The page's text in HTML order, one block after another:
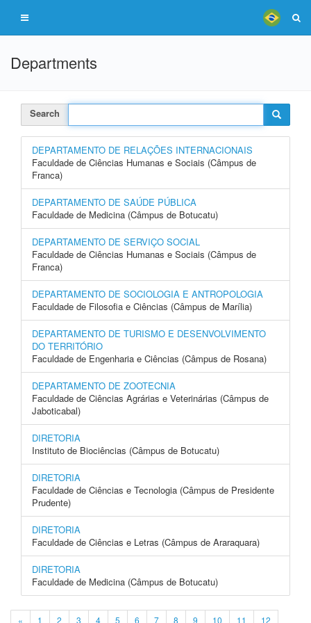
Departments
Search
DEPARTAMENTO DE RELAÇÕES INTERNACIONAIS
Faculdade de Ciências Humanas e Sociais (Câmpus de
Franca)
DEPARTAMENTO DE SAÚDE PÚBLICA
Faculdade de Medicina (Câmpus de Botucatu)
DEPARTAMENTO DE SERVIÇO SOCIAL
Faculdade de Ciências Humanas e Sociais (Câmpus de
Franca)
DEPARTAMENTO DE SOCIOLOGIA E ANTROPOLOGIA
Faculdade de Filosofia e Ciências (Câmpus de Marília)
DEPARTAMENTO DE TURISMO E DESENVOLVIMENTO
DO TERRITÓRIO
Faculdade de Engenharia e Ciências (Câmpus de Rosana)
DEPARTAMENTO DE ZOOTECNIA
Faculdade de Ciências Agrárias e Veterinárias (Câmpus de
Jaboticabal)
DIRETORIA
Instituto de Biociências (Câmpus de Botucatu)
DIRETORIA
Faculdade de Ciências e Tecnologia (Câmpus de Presidente
Prudente)
DIRETORIA
Faculdade de Ciências e Letras (Câmpus de Araraquara)
DIRETORIA
Faculdade de Medicina (Câmpus de Botucatu)
« 1 2 3 4 5 6 7 8 9 10 11 12